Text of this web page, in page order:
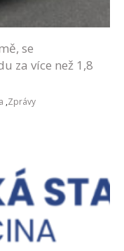
se
za více než 1,8
,Zprávy